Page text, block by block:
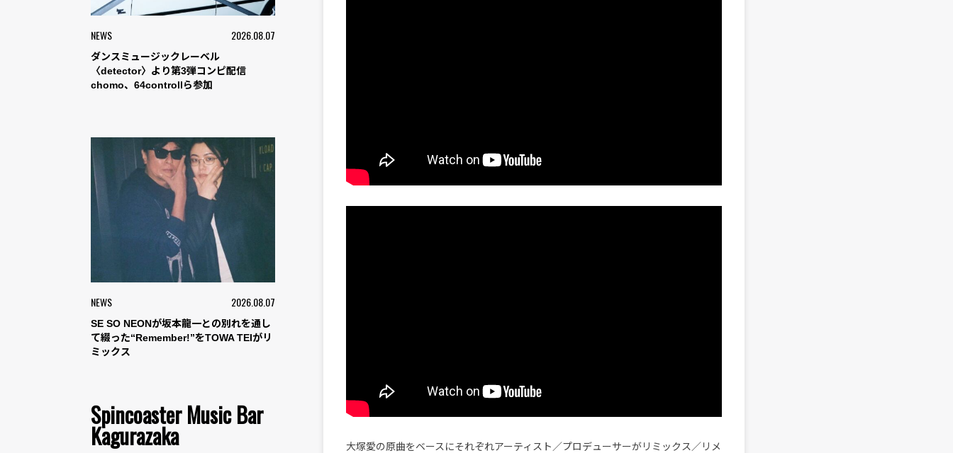
NEWS 2026.08.07
ダンスミュージックレーベル
〈detector〉より第3弾コンピ配信
chomo、64controllら参加
NEWS 2026.08.07
SE SO NEONが坂本龍一との別れを通し
て綴った“Remember!”をTOWA TEIがリ
ミックス
Spincoaster Music Bar
Kagurazaka
大塚愛の原曲をベースにそれぞれアーティスト／プロデューサーがリミックス／リメ